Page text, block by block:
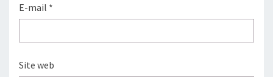
E-mail *
Site web